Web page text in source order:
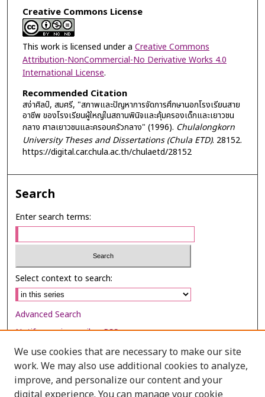
Creative Commons License
This work is licensed under a Creative Commons
Attribution-NonCommercial-No Derivative Works 4.0
International License.
Recommended Citation
สง่าศิลป์, สมศรี, "สภาพและปัญหาการจัดการศึกษานอกโรงเรียนสาย
อาชีพ ของโรงเรียนผู้ใหญ่ในสถานพินิจและคุ้มครองเด็กและเยาวชน
กลาง ศาลเยาวชนและครอบครัวกลาง" (1996). Chulalongkorn
University Theses and Dissertations (Chula ETD). 28152.
https://digital.car.chula.ac.th/chulaetd/28152
Search
Enter search terms:
Select context to search:
Advanced Search
Notify me via email orRSS
Browse
Collections
We use cookies that are necessary to make our site
work. We may also use additional cookies to analyze,
improve, and personalize our content and your